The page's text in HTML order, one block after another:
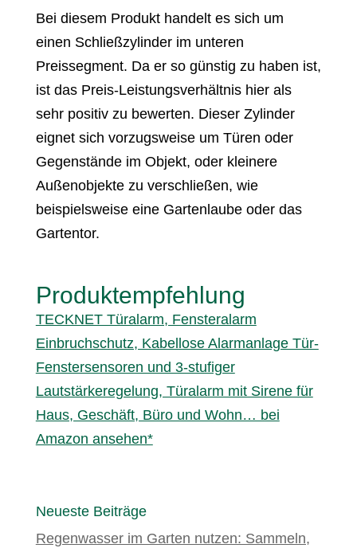
Bei diesem Produkt handelt es sich um
einen Schließzylinder im unteren
Preissegment. Da er so günstig zu haben ist,
ist das Preis-Leistungsverhältnis hier als
sehr positiv zu bewerten. Dieser Zylinder
eignet sich vorzugsweise um Türen oder
Gegenstände im Objekt, oder kleinere
Außenobjekte zu verschließen, wie
beispielsweise eine Gartenlaube oder das
Gartentor.
Produktempfehlung
TECKNET Türalarm, Fensteralarm
Einbruchschutz, Kabellose Alarmanlage Tür-
Fenstersensoren und 3-stufiger
Lautstärkeregelung, Türalarm mit Sirene für
Haus, Geschäft, Büro und Wohn… bei
Amazon ansehen*
Neueste Beiträge
Regenwasser im Garten nutzen: Sammeln,